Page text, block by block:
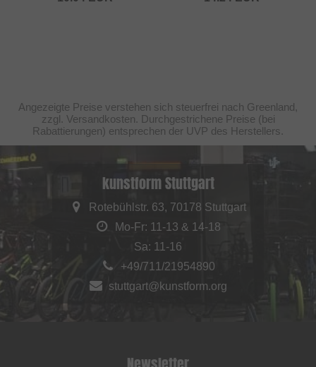
Angezeigte Preise verstehen sich steuerfrei nach Greenland,
zzgl. Versandkosten. Durchgestrichene Preise (bei
Rabattierungen) entsprechen der UVP des Herstellers.
kunstform Stuttgart
Rotebühlstr. 63, 70178 Stuttgart
Mo-Fr: 11-13 & 14-18
Sa: 11-16
+49/711/21954890
stuttgart@kunstform.org